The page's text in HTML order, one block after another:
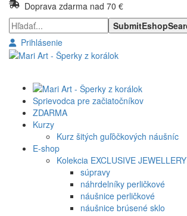
Doprava zdarma nad 70 €
Prihlásenie
Sprievodca pre začiatočníkov
ZDARMA
Kurzy
Kurz šitých guľôčkových náušníc
E-shop
Kolekcia EXCLUSIVE JEWELLERY
súpravy
náhrdelníky perličkové
náušnice perličkové
náušnice brúsené sklo